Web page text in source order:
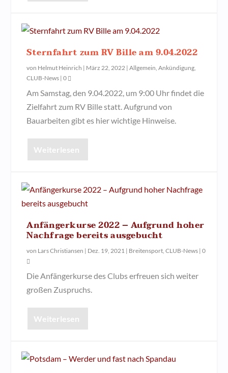
Sternfahrt zum RV Bille am 9.04.2022
von Helmut Heinrich | März 22, 2022 |Allgemein,Ankündigung,
CLUB-News |0
Am Samstag, den 9.04.2022, um 9:00 Uhr findet die
Zielfahrt zum RV Bille statt. Aufgrund von
Bauarbeiten gibt es hier wichtige Hinweise.
Weiterlesen
Anfängerkurse 2022 – Aufgrund hoher
Nachfrage bereits ausgebucht
von Lars Christiansen | Dez. 19, 2021 | Breitensport,CLUB-News |0
Die Anfängerkurse des Clubs erfreuen sich weiter
großen Zuspruchs.
Weiterlesen